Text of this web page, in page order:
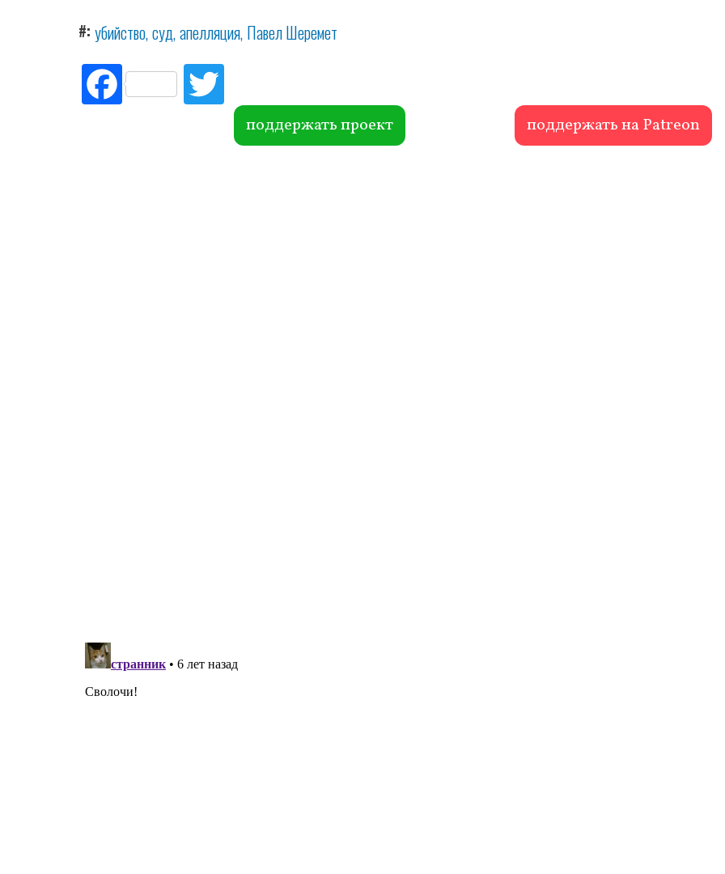
# убийство суд апелляция Павел Шеремет
Fac
ebo itte
r поддержать проект поддержать на Patreon